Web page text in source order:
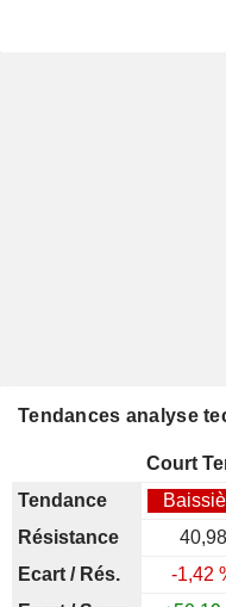
Tendances analyse
Court
Tendance
Résistance
40,98
Ecart / Rés.
-1,42